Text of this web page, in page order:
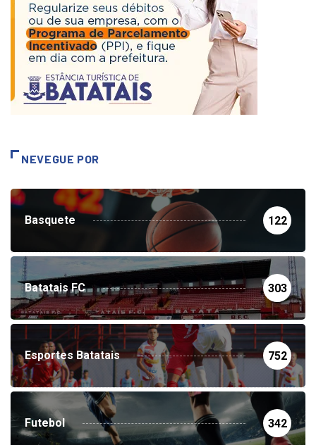
NEVEGUE POR
Basquete 122
Batatais FC 303
Esportes Batatais 752
Futebol 342